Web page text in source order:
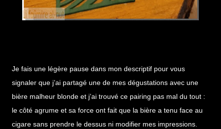
Je fais une légère pause dans mon descriptif pour vous
signaler que j’ai partagé une de mes dégustations avec une
bière malheur blonde et j’ai trouvé ce pairing pas mal du tout :
le côté agrume et sa force ont fait que la bière a tenu face au
cigare sans prendre le dessus ni modifier mes impressions.